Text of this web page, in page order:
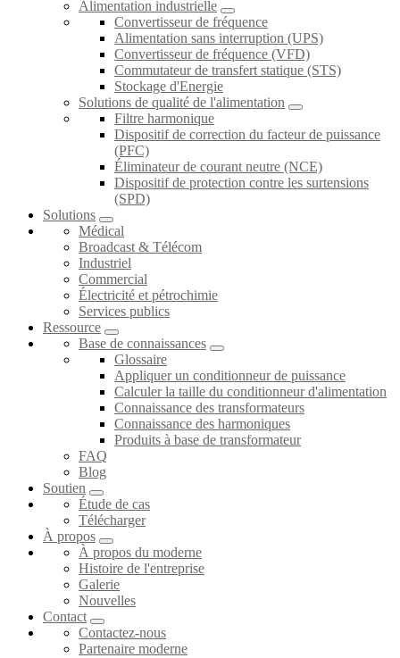
Alimentation industrielle
Convertisseur de fréquence
Alimentation sans interruption (UPS)
Convertisseur de fréquence (VFD)
Commutateur de transfert statique (STS)
Stockage d'Energie
Solutions de qualité de l'alimentation
Filtre harmonique
Dispositif de correction du facteur de puissance
(PFC)
Éliminateur de courant neutre (NCE)
Dispositif de protection contre les surtensions
(SPD)
Solutions
Médical
Broadcast & Télécom
Industriel
Commercial
Électricité et pétrochimie
Services publics
Ressource
Base de connaissances
Glossaire
Appliquer un conditionneur de puissance
Calculer la taille du conditionneur d'alimentation
Connaissance des transformateurs
Connaissance des harmoniques
Produits à base de transformateur
FAQ
Blog
Soutien
Étude de cas
Télécharger
À propos
À propos du moderne
Histoire de l'entreprise
Galerie
Nouvelles
Contact
Contactez-nous
Partenaire moderne